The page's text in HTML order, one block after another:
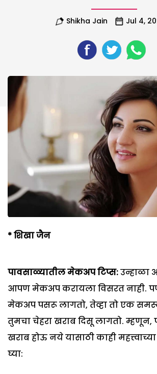
Shikha Jain Jul 4,
* शिखा जैन
पावसाळ्यातील मेकअप टिप्स:उन्हाळा
आपण मेकअप करायला विसरत नाही.
मेकअप पसरू लागतो, तेव्हा तो एक
तुमचा चेहरा खराब दिसू लागतो.
खराब होऊ नये यासाठी काही
घ्या: